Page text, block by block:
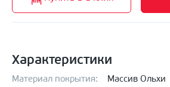
Характеристики
Материал покрытия: Массив Ольхи